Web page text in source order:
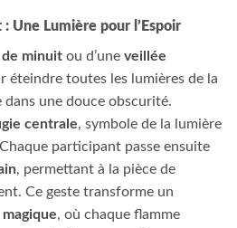
Une Lumière pour l’Espoir
de minuit ou d’une veillée
éteindre toutes les lumières de la
dans une douce obscurité.
centrale, symbole de la lumière
participant passe ensuite
, permettant à la pièce de
Ce geste transforme un
, où chaque flamme